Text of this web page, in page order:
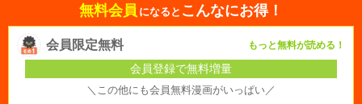
無料会員 になると こんなにお得！
会員限定無料 もっと無料が読める！
会員登録で無料増量
＼この他にも会員無料漫画がいっぱい／